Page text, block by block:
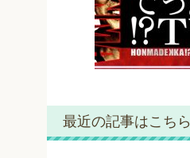
最近の記事はこちら